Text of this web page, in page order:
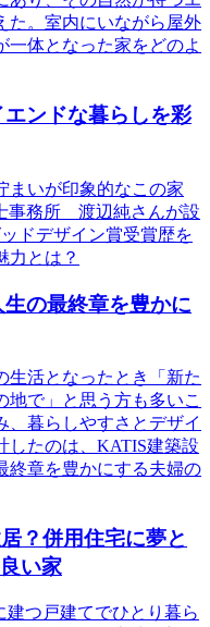
た。室内にいながら屋外
一体となった家をどのよ
ンドな暮らしを彩
まいが印象的なこの家
事務所 渡辺純さんが設
ドデザイン賞受賞歴を
力とは？
の最終章を豊かに
生活となったとき「新た
地で」と思う方も多いこ
、暮らしやすさとデザイ
したのは、KATIS建築設
終章を豊かにする夫婦の
？併用住宅に夢と
い家
つ戸建てでひとり暮ら